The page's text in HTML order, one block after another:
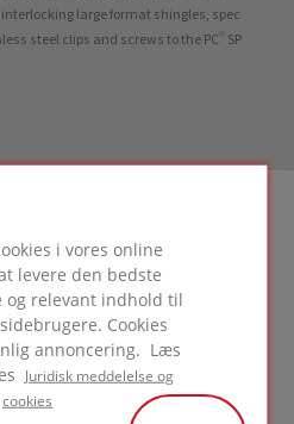
i vores online
levere den bedste
og relevant indhold til
Cookies
annoncering. Læs
Juridisk meddelelse og
cookies
large format shingles, spec
steel clips and screws to the PC® SP
i dette projekt